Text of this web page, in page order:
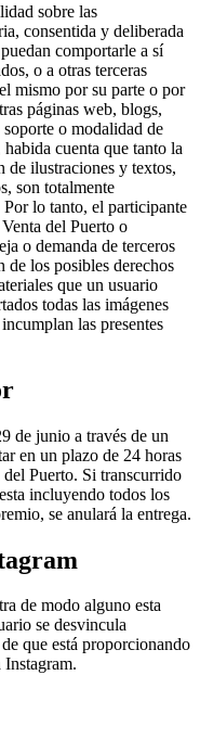
sobre las
consentida y deliberada
comportarle a sí
o a otras terceras
mismo por su parte o por
páginas web, blogs,
o modalidad de
cuenta que tanto la
de ilustraciones y textos,
son totalmente
lo tanto, el participante
del Puerto o
o demanda de terceros
los posibles derechos
que un usuario
todas las imágenes
las presentes
de junio a través de un
en un plazo de 24 horas
Puerto. Si transcurrido
incluyendo todos los
se anulará la entrega.
de modo alguno esta
se desvincula
que está proporcionando